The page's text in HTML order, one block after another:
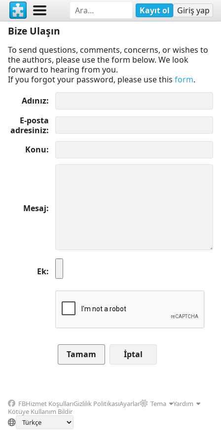
Kayıt ol Giriş yap
Bize Ulaşın
To send questions, comments, concerns, or wishes to
the authors, please use the form below. We look
forward to hearing from you.
If you forgot your password, please use this form.
Adınız
E-posta
adresiniz
Konu
Mesaj
Ek
İptal
FBHizmet KoşullarıGizlilik PolitikasıAyarlar Tema
Yardım
Kötüye Kullanım Bildir